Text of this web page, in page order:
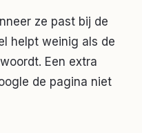
ze past bij de
helpt weinig als de
Een extra
de pagina niet